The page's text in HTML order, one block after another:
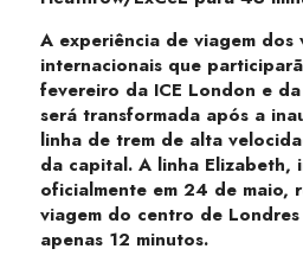
A experiência de viagem dos
internacionais que
fevereiro da ICE London e
será transformada após a
linha de trem de alta
da capital. A linha Elizabeth,
oficialmente em 24 de maio,
viagem do centro de
apenas 12 minutos.